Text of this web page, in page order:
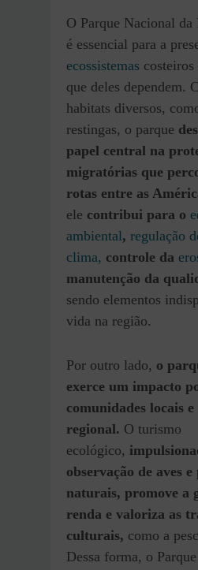
O Parque Nacional da
é essencial para a
ecossistemas costeiros
que deles dependem.
habitats diversos,
restingas, o parque
papel central na
migratórias que
rotas entre as
ele contribui para o
ambiental, regulação
clima, controle da
manutenção da
sendo elementos
vida na região.
Por outro lado, o
exerce um impacto
comunidades locais
regional. O turismo
ecológico,
observação de aves
naturais, promove a
renda e valoriza as
culturais, como a
Dessa forma, o